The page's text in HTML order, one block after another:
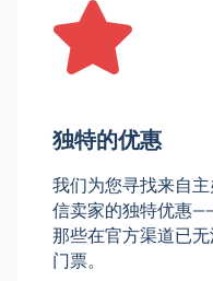
王子，一輛由普通南
您將欣賞到由頂級專
難忘的經典童話場景
演出將吸引所有年齡
體驗真正的冬日奇觀
場地與時間表資訊
灰姑娘冰上表演將在
梅加體育館冰上秀
如需了解票價，請造
独特的优惠
我们为您寻找来自
信卖家的独特优惠
那些在官方渠道已
门票。